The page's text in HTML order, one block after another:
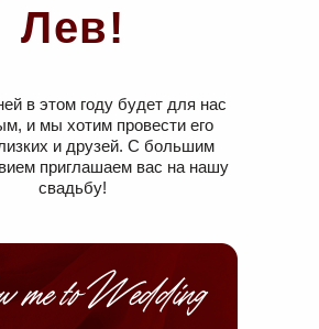
Лев!
в этом году будет для нас
и мы хотим провести его
и друзей. С большим
приглашаем вас на нашу
свадьбу!